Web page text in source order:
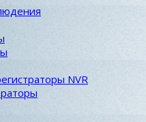
NVR